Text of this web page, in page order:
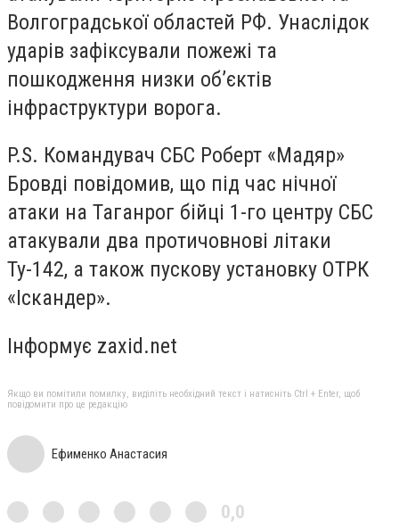
Волгоградської областей РФ. Унаслідок
ударів зафіксували пожежі та
пошкодження низки об’єктів
інфраструктури ворога.
P.S. Командувач СБС Роберт «Мадяр»
Бровді повідомив, що під час нічної
атаки на Таганрог бійці 1-го центру СБС
атакували два протичовнові літаки
Ту-142, а також пускову установку ОТРК
«Іскандер».
Інформує zaxid.net
Якщо ви помітили помилку, виділіть необхідний текст і натисніть Ctrl + Enter, щоб
повідомити про це редакцію
Ефименко Анастасия
0,0